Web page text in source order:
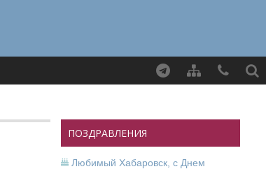
ПОЗДРАВЛЕНИЯ
Любимый Хабаровск, с Днем